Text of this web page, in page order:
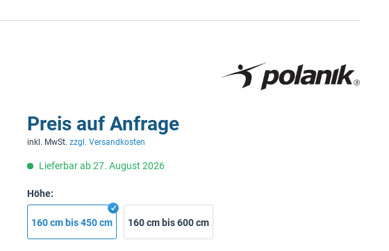
Preis auf Anfrage
inkl. MwSt.zzgl. Versandkosten
Lieferbar ab 27. August 2026
Höhe:
160 cm bis 450 cm 160 cm bis 600 cm